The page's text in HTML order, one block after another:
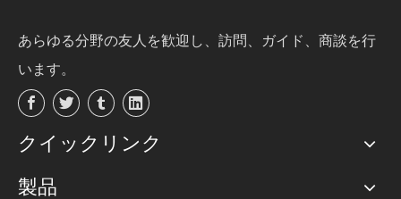
あらゆる分野の友人を歓迎し、訪問、ガイド、商談を行
います。
クイックリンク
製品